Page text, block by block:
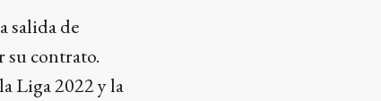
salida de
su contrato.
Liga 2022 y la